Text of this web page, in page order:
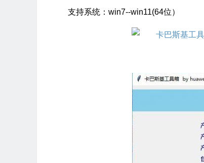
支持系统：win7--win11(64位）